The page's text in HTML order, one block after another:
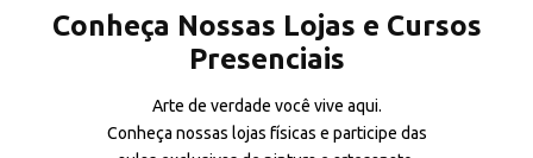
Conheça Nossas Lojas e Cursos
Presenciais
Arte de verdade você vive aqui.
Conheça nossas lojas físicas e participe das